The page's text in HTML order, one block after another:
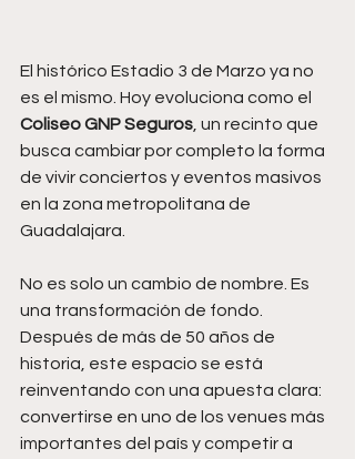
El histórico Estadio 3 de Marzo ya no
es el mismo. Hoy evoluciona como el
Coliseo GNP Seguros , un recinto que
busca cambiar por completo la forma
de vivir conciertos y eventos masivos
en la zona metropolitana de
Guadalajara.
No es solo un cambio de nombre. Es
una transformación de fondo.
Después de más de 50 años de
historia, este espacio se está
reinventando con una apuesta clara:
convertirse en uno de los venues más
importantes del país y competir a